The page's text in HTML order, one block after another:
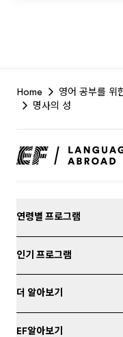
Footer
Home 영어 공부를 위
명사의 성
연령별 프로그램
인기 프로그램
더 알아보기
EF알아보기